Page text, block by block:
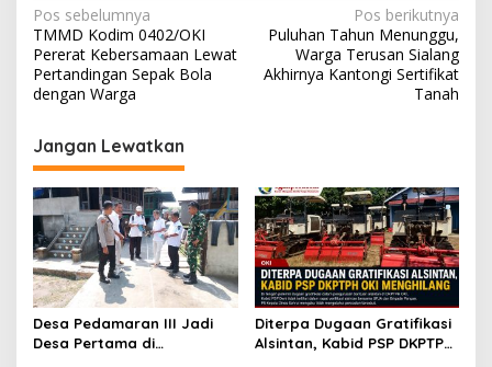
N
a
v
i
g
a
s
i
p
o
s
Pos sebelumnya
TMMD Kodim 0402/OKI
Pererat Kebersamaan Lewat
Pertandingan Sepak Bola
dengan Warga
Pos berikutnya
Puluhan Tahun Menunggu,
Warga Terusan Sialang
Akhirnya Kantongi Sertifikat
Tanah
Jangan Lewatkan
Desa Pedamaran III Jadi
Desa Pertama di
Diterpa Dugaan Gratifikasi
Alsintan, Kabid PSP DKPTPH